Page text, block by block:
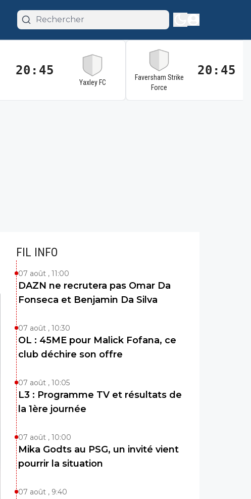
20:45
Yaxley FC
Faversham Strike
Force
20:45
FIL INFO
07 août , 11:00
DAZN ne recrutera pas Omar Da
Fonseca et Benjamin Da Silva
07 août , 10:30
OL : 45ME pour Malick Fofana, ce
club déchire son offre
07 août , 10:05
L3 : Programme TV et résultats de
la 1ère journée
07 août , 10:00
Mika Godts au PSG, un invité vient
pourrir la situation
07 août , 9:40